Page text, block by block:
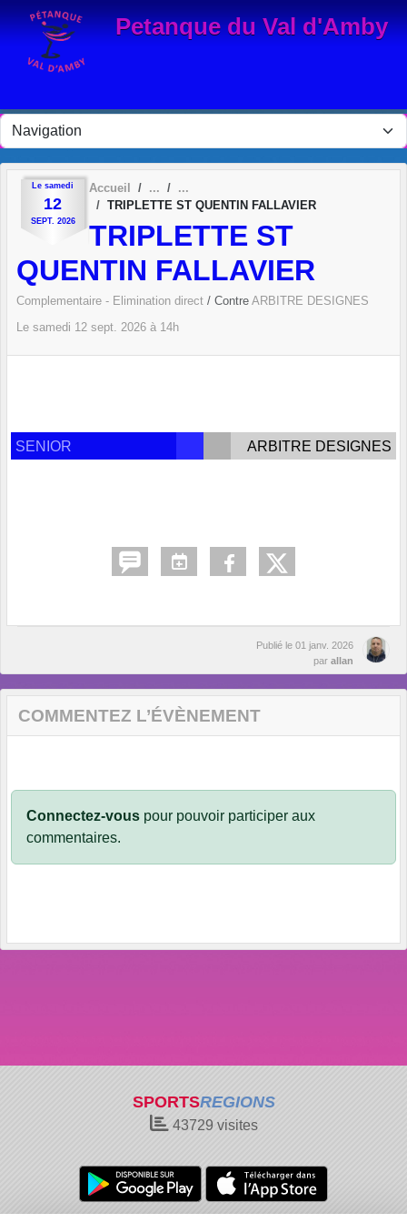
Petanque du Val d'Amby
Le samedi
12
SEPT. 2026
Accueil
TRIPLETTE ST QUENTIN FALLAVIER
TRIPLETTE ST
QUENTIN FALLAVIER
Complementaire - Elimination direct / Contre ARBITRE DESIGNES
Le samedi 12 sept. 2026 à 14h
SENIOR ARBITRE DESIGNES
Publié le 01 janv. 2026
par allan
COMMENTEZ L’ÉVÈNEMENT
Connectez-vous pour pouvoir participer aux
commentaires.
SPORTSREGIONS
43729 visites
Panneau de gestion des cookies